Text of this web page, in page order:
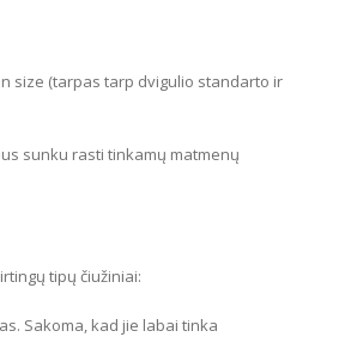
size (tarpas tarp dvigulio standarto ir
sunku rasti tinkamų matmenų
tipų čiužiniai:
Sakoma, kad jie labai tinka